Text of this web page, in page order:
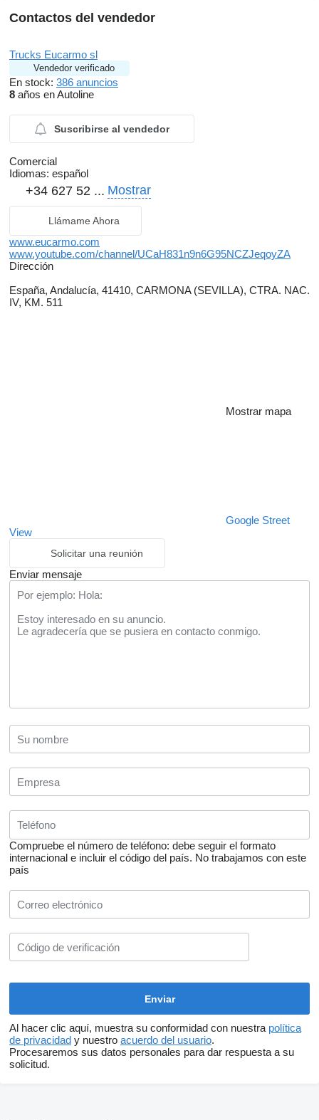
Contactos del vendedor
Trucks Eucarmo sl
Vendedor verificado
En stock: 386 anuncios
8 años en Autoline
Suscribirse al vendedor
Comercial
Idiomas: español
+34 627 52 ... Mostrar
Llámame Ahora
www.eucarmo.com
www.youtube.com/channel/UCaH831n9n6G95NCZJeqoyZA
Dirección
España, Andalucía, 41410, CARMONA (SEVILLA), CTRA. NAC.
IV, KM. 511
Mostrar mapa
Google Street
View
Solicitar una reunión
Enviar mensaje
Compruebe el número de teléfono: debe seguir el formato
internacional e incluir el código del país. No trabajamos con este
país
Al hacer clic aquí, muestra su conformidad con nuestra política
de privacidad y nuestro acuerdo del usuario.
Procesaremos sus datos personales para dar respuesta a su
solicitud.